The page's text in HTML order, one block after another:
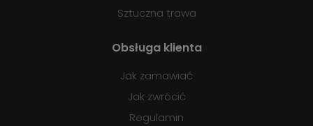
Sztuczna trawa
Obsługa klienta
Jak zamawiać
Jak zwrócić
Regulamin